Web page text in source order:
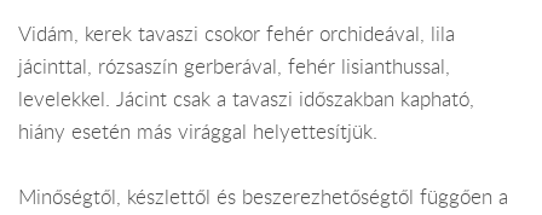
Vidám, kerek tavaszi csokor fehér orchideával, lila
jácinttal, rózsaszín gerberával, fehér lisianthussal,
levelekkel. Jácint csak a tavaszi időszakban kapható,
hiány esetén más virággal helyettesítjük.
Minőségtől, készlettől és beszerezhetőségtől függően a